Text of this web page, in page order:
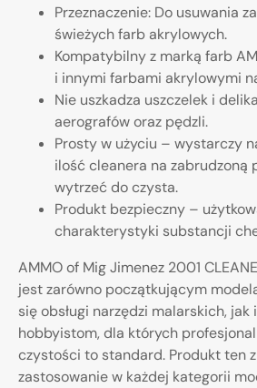
Przeznaczenie: Do usuwania
świeżych farb akrylowych.
Kompatybilny z marką farb
i innymi farbami akrylowymi
Nie uszkadza uszczelek i
aerografów oraz pędzli.
Prosty w użyciu – wystarczy
ilość cleanera na zabrudzoną
wytrzeć do czysta.
Produkt bezpieczny –
charakterystyki substancji
AMMO of Mig Jimenez 2001
jest zarówno początkującym
się obsługi narzędzi malarskich,
hobbyistom, dla których
czystości to standard. Produkt ten
zastosowanie w każdej kategorii